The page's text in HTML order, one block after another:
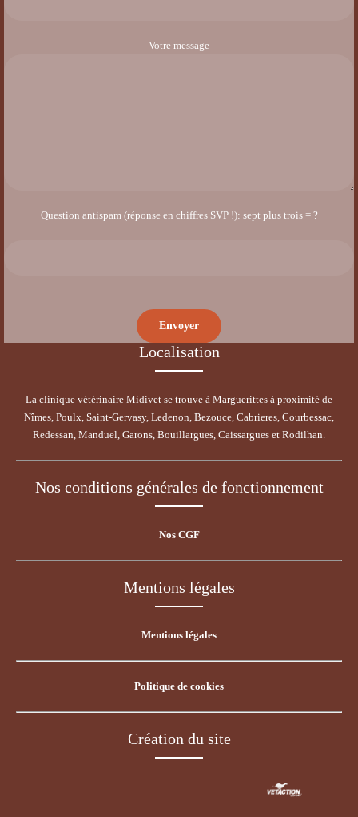
Votre message
Question antispam (réponse en chiffres SVP !): sept plus trois = ?
Localisation
La clinique vétérinaire Midivet se trouve à Marguerittes à proximité de
Nîmes, Poulx, Saint-Gervasy, Ledenon, Bezouce, Cabrieres, Courbessac,
Redessan, Manduel, Garons, Bouillargues, Caissargues et Rodilhan.
Nos conditions générales de fonctionnement
Nos CGF
Mentions légales
Mentions légales
Politique de cookies
Création du site